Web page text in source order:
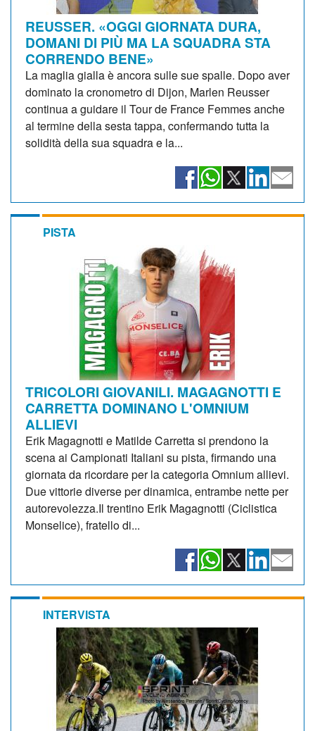
REUSSER. «OGGI GIORNATA DURA,
DOMANI DI PIÙ MA LA SQUADRA STA
CORRENDO BENE»
La maglia gialla è ancora sulle sue spalle. Dopo aver
dominato la cronometro di Dijon, Marlen Reusser
continua a guidare il Tour de France Femmes anche
al termine della sesta tappa, confermando tutta la
solidità della sua squadra e la...
PISTA
TRICOLORI GIOVANILI. MAGAGNOTTI E
CARRETTA DOMINANO L'OMNIUM
ALLIEVI
Erik Magagnotti e Matilde Carretta si prendono la
scena ai Campionati Italiani su pista, firmando una
giornata da ricordare per la categoria Omnium allievi.
Due vittorie diverse per dinamica, entrambe nette per
autorevolezza.Il trentino Erik Magagnotti (Ciclistica
Monselice), fratello di...
INTERVISTA